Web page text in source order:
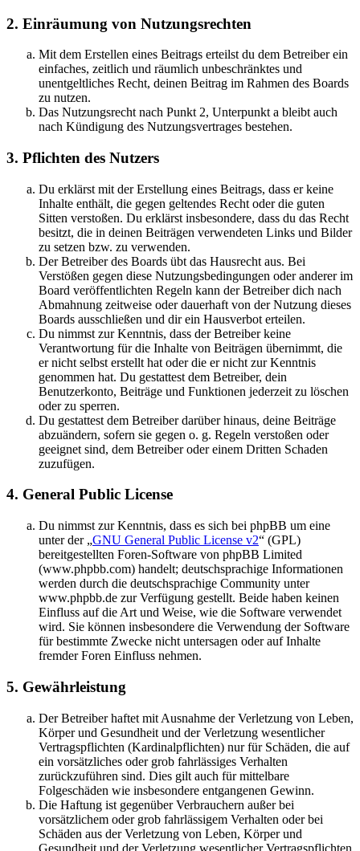
2. Einräumung von Nutzungsrechten
Mit dem Erstellen eines Beitrags erteilst du dem Betreiber ein
einfaches, zeitlich und räumlich unbeschränktes und
unentgeltliches Recht, deinen Beitrag im Rahmen des Boards
zu nutzen.
Das Nutzungsrecht nach Punkt 2, Unterpunkt a bleibt auch
nach Kündigung des Nutzungsvertrages bestehen.
3. Pflichten des Nutzers
Du erklärst mit der Erstellung eines Beitrags, dass er keine
Inhalte enthält, die gegen geltendes Recht oder die guten
Sitten verstoßen. Du erklärst insbesondere, dass du das Recht
besitzt, die in deinen Beiträgen verwendeten Links und Bilder
zu setzen bzw. zu verwenden.
Der Betreiber des Boards übt das Hausrecht aus. Bei
Verstößen gegen diese Nutzungsbedingungen oder anderer im
Board veröffentlichten Regeln kann der Betreiber dich nach
Abmahnung zeitweise oder dauerhaft von der Nutzung dieses
Boards ausschließen und dir ein Hausverbot erteilen.
Du nimmst zur Kenntnis, dass der Betreiber keine
Verantwortung für die Inhalte von Beiträgen übernimmt, die
er nicht selbst erstellt hat oder die er nicht zur Kenntnis
genommen hat. Du gestattest dem Betreiber, dein
Benutzerkonto, Beiträge und Funktionen jederzeit zu löschen
oder zu sperren.
Du gestattest dem Betreiber darüber hinaus, deine Beiträge
abzuändern, sofern sie gegen o. g. Regeln verstoßen oder
geeignet sind, dem Betreiber oder einem Dritten Schaden
zuzufügen.
4. General Public License
Du nimmst zur Kenntnis, dass es sich bei phpBB um eine
unter der „GNU General Public License v2“ (GPL)
bereitgestellten Foren-Software von phpBB Limited
(www.phpbb.com) handelt; deutschsprachige Informationen
werden durch die deutschsprachige Community unter
www.phpbb.de zur Verfügung gestellt. Beide haben keinen
Einfluss auf die Art und Weise, wie die Software verwendet
wird. Sie können insbesondere die Verwendung der Software
für bestimmte Zwecke nicht untersagen oder auf Inhalte
fremder Foren Einfluss nehmen.
5. Gewährleistung
Der Betreiber haftet mit Ausnahme der Verletzung von Leben,
Körper und Gesundheit und der Verletzung wesentlicher
Vertragspflichten (Kardinalpflichten) nur für Schäden, die auf
ein vorsätzliches oder grob fahrlässiges Verhalten
zurückzuführen sind. Dies gilt auch für mittelbare
Folgeschäden wie insbesondere entgangenen Gewinn.
Die Haftung ist gegenüber Verbrauchern außer bei
vorsätzlichem oder grob fahrlässigem Verhalten oder bei
Schäden aus der Verletzung von Leben, Körper und
Gesundheit und der Verletzung wesentlicher Vertragspflichten